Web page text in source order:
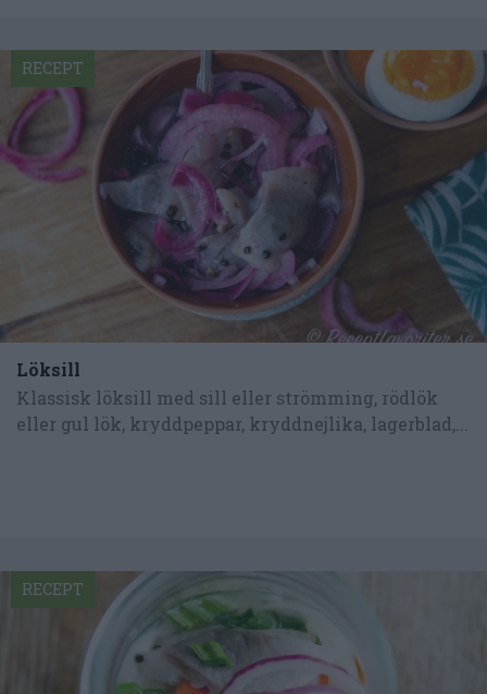
Löksill
Klassisk löksill med sill eller strömming, rödlök
eller gul lök, kryddpeppar, kryddnejlika, lagerblad,...
RECEPT
RECEPT